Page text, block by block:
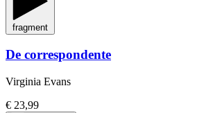
fragment
De correspondente
Virginia Evans
€ 23,99